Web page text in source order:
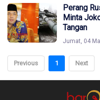
Perang
Minta
Tangan
Jumat, 04
Previous 1 Next